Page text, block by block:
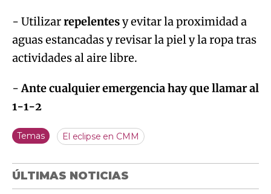
- Utilizarrepelentesy evitar la proximidad a
aguas estancadas y revisar la piel y la ropa tras
actividades al aire libre.
-Ante cualquier emergencia hay que llamar al
1-1-2
Temas El eclipse en CMM
ÚLTIMAS NOTICIAS